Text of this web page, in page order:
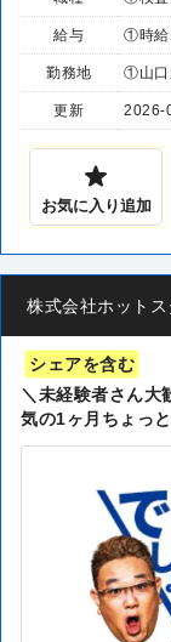
給与 ①時給
勤務地 ①山口
更新 2026-
お気に入り追加
株式会社ホット
シェアを含む
＼未経験者さん
気の1ヶ月ちょっ